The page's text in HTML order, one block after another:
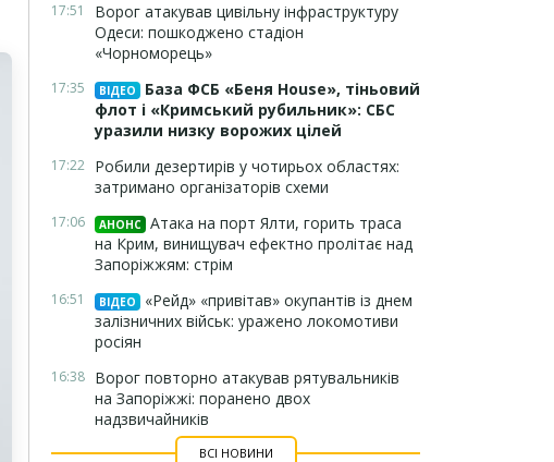
17:51
Ворог атакував цивільну інфраструктуру
Одеси: пошкоджено стадіон
«Чорноморець»
17:35 ВІДЕО
База ФСБ «Беня House», тіньовий
флот і «Кримський рубильник»: СБС
уразили низку ворожих цілей
17:22 Робили дезертирів у чотирьох областях:
затримано організаторів схеми
17:06 АНОНС Атака на порт Ялти, горить траса
на Крим, винищувач ефектно пролітає над
Запоріжжям: стрім
16:51 ВІДЕО
«Рейд» «привітав» окупантів із днем
залізничних військ: уражено локомотиви
росіян
16:38 Ворог повторно атакував рятувальників
на Запоріжжі: поранено двох
надзвичайників
ВСІ НОВИНИ